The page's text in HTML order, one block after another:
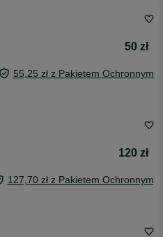
50 zł
55,25 zł z Pakietem Ochronnym
120 zł
127,70 zł z Pakietem Ochronnym